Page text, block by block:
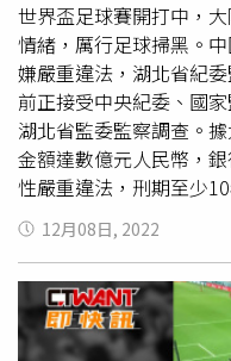
世界盃足球賽開打中，
情緒，厲行足球掃黑。
嫌嚴重違法，湖北省紀
前正接受中央紀委、國
湖北省監委監察調查。
金額達數億元人民幣，
性嚴重違法，刑期至少
11月30日曝光了重磅消
題，是操控比賽牟利。
津權健的兩場中超聯賽
賽季假球比賽的球隊，
方的降級球隊。他們通
12月08日, 2022